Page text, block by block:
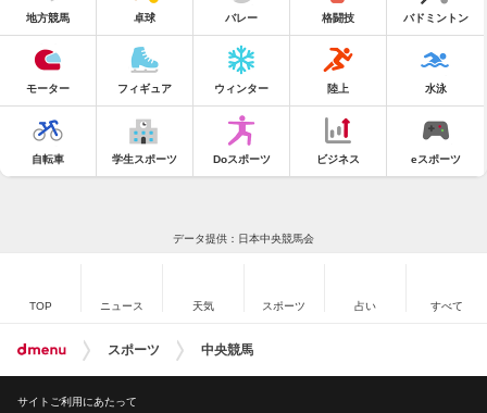
地方競馬 卓球 バレー 格闘技 バドミントン
モーター フィギュア ウィンター 陸上 水泳
自転車 学生スポーツ Doスポーツ ビジネス eスポーツ
データ提供：日本中央競馬会
TOP ニュース 天気 スポーツ 占い すべて
スポーツ 中央競馬
サイトご利用にあたって